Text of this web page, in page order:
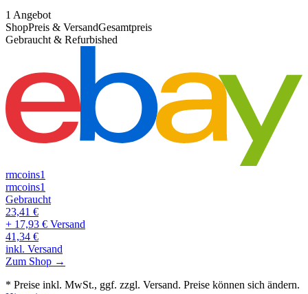
1 Angebot
ShopPreis & VersandGesamtpreis
Gebraucht & Refurbished
rmcoins1
rmcoins1
Gebraucht
23,41 €
+ 17,93 € Versand
41,34 €
inkl. Versand
Zum Shop →
* Preise inkl. MwSt., ggf. zzgl. Versand. Preise können sich ändern.